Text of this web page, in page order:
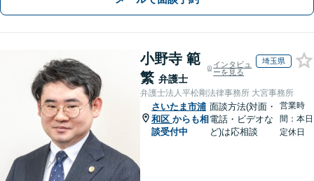
小野寺 範
繁 弁護士
インタビュ
ーを見る
埼玉県
弁護士法人平松剛法律事務所 大宮事務所
さいたま市浦
和区 からも相
談受付中
面談方法(対面・
電話・ビデオな
ど)は応相談
営業時
間：本日
定休日